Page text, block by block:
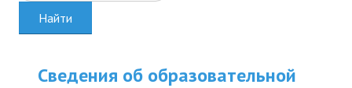
Найти
Сведения об образовательной